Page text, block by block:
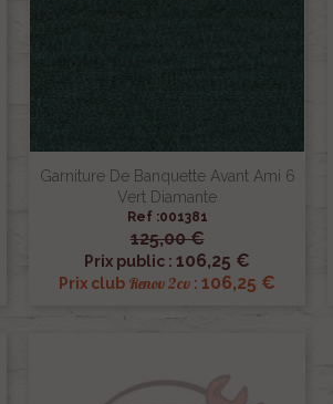
Garniture De Banquette Avant Ami 6
Vert Diamante
Ref :001381
125,00 €
Prix public : 106,25 €
Prix club Renov 2cv : 106,25 €
 Aperçu rapide